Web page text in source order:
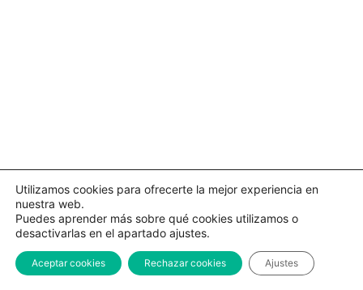
Utilizamos cookies para ofrecerte la mejor experiencia en
nuestra web.
Puedes aprender más sobre qué cookies utilizamos o
desactivarlas en el apartado ajustes.
Aceptar cookies Rechazar cookies Ajustes